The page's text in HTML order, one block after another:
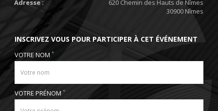
Adresse :
620 Chemin des Hauts de Nîmes
30900 Nîmes
INSCRIVEZ VOUS POUR PARTICIPER À CET ÉVÉNEMENT
VOTRE NOM *
VOTRE PRÉNOM *